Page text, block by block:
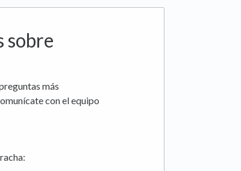
sobre
más
con el equipo